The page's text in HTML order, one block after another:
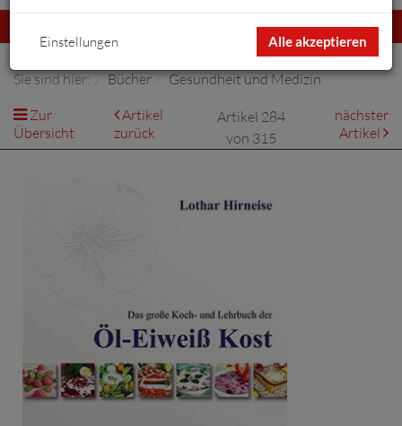
umschalten
Sie sind hier: Bücher
Gesundheit und Medizin
Zur
Übersicht
Artikel
zurück
Artikel 284
von 315
nächster
Artikel
Alle akzeptieren
Einstellungen